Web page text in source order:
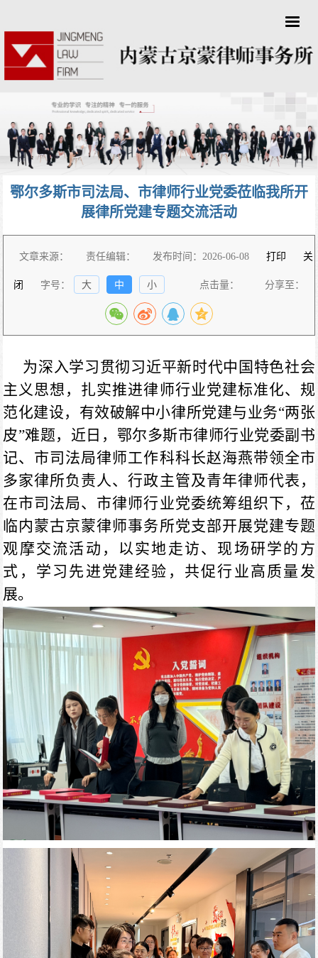
鄂尔多斯市司法局、市律师行业党委莅临我所开
展律所党建专题交流活动
文章来源： 责任编辑： 发布时间：2026-06-08 打印 关
闭 字号： 大 中 小 点击量： 分享至：
为深入学习贯彻习近平新时代中国特色社会
主义思想，扎实推进律师行业党建标准化、规
范化建设，有效破解中小律所党建与业务“两张
皮”难题，近日， 鄂尔多斯市律师行业党委副书
记、市司法局律师工作科科长赵海燕带领全市
多家律所负责人、行政主管及青年律师代表，
在市司法局、市律师行业党委统筹组织下，莅
临内蒙古京蒙律师事务所党支部开展党建专题
观摩交流活动，以实地走访、现场研学的方
式，学习先进党建经验，共促行业高质量发
展。